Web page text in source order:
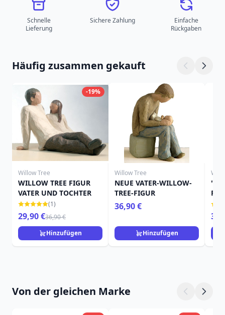
Schnelle
Lieferung
Sichere Zahlung
Einfache
Rückgaben
Häufig zusammen gekauft
-19%
Willow Tree
WILLOW TREE FIGUR
VATER UND TOCHTER
(1)
29,90 €36,90 €
Hinzufügen
Willow Tree
NEUE VATER-WILLOW-
TREE-FIGUR
36,90 €
Hinzufügen
Von der gleichen Marke